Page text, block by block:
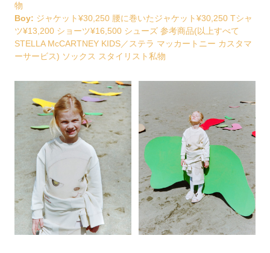
物
Boy: ジャケット¥30,250 腰に巻いたジャケット¥30,250 Tシャ
ツ¥13,200 ショーツ¥16,500 シューズ 参考商品(以上すべて
STELLA McCARTNEY KIDS／ステラ マッカートニー カスタマ
ーサービス) ソックス スタイリスト私物